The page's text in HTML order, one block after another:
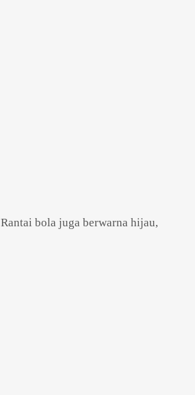
bola juga berwarna hijau,